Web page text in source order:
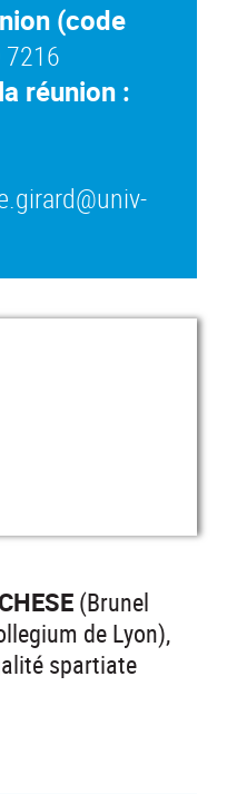
(code
7216
réunion :
(Brunel
de Lyon),
spartiate